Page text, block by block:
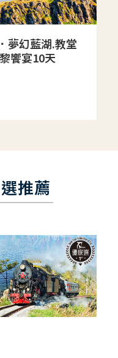
夢幻藍湖.教堂
饗宴10天
推薦